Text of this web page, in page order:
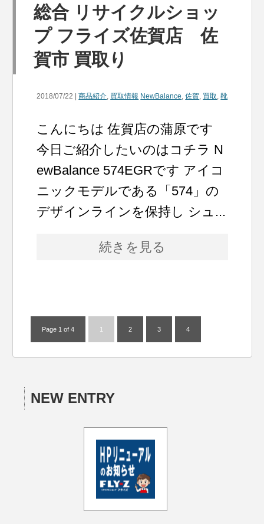
総合 リサイクルショッ
プ フライズ佐賀店 佐
賀市 買取り
2018/07/22 |商品紹介, 買取情報 NewBalance,佐賀, 買取,靴
こんにちは 佐賀店の蒲原です
今日ご紹介したいのはコチラ N
ewBalance 574EGRです アイコ
ニックモデルである「574」の
デザインラインを保持し シュ...
続きを見る
Page 1 of 4 1 2 3 4
NEW ENTRY